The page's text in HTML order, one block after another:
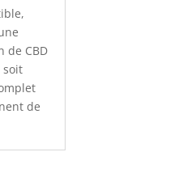
de CBD
soit
de